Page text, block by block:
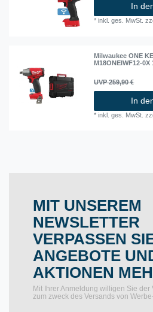
In
*inkl. ges. MwSt.
Milwaukee ONE
M18ONEIWF12-
UVP 259,90 €
In
*inkl. ges. MwSt.
MIT UNSEREM
NEWSLETTER
VERPASSEN
ANGEBOTE
AKTIONEN
Mit Ihrer Anmeldung willigen Sie der
zum zweck des Versands von